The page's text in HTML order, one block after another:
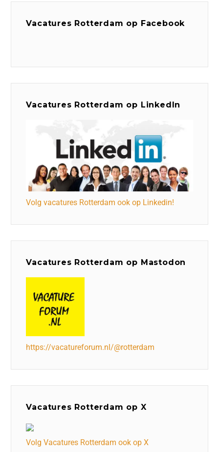
Vacatures Rotterdam op Facebook
Vacatures Rotterdam op LinkedIn
Volg vacatures Rotterdam ook op Linkedin!
Vacatures Rotterdam op Mastodon
https://vacatureforum.nl/@rotterdam
Vacatures Rotterdam op X
Volg Vacatures Rotterdam ook op X